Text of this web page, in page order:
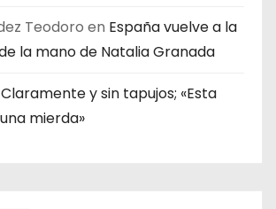
Teodoro en España vuelve a la
la mano de Natalia Granada
Claramente y sin tapujos; «Esta
mierda»